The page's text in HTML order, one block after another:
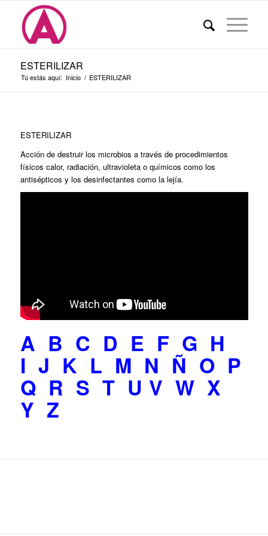
ESTERILIZAR
Tú estás aquí: Inicio / ESTERILIZAR
ESTERILIZAR
Acción de destruir los microbios a través de procedimientos
físicos calor, radiación, ultravioleta o químicos como los
antisépticos y los desinfectantes como la lejía.
A B C D E F G H
I J K L M N Ñ O P
Q R S T U V W X
Y Z